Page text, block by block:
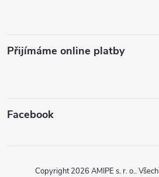
Přijímáme online platby
Facebook
Copyright 2026 AMIPE s. r. o..